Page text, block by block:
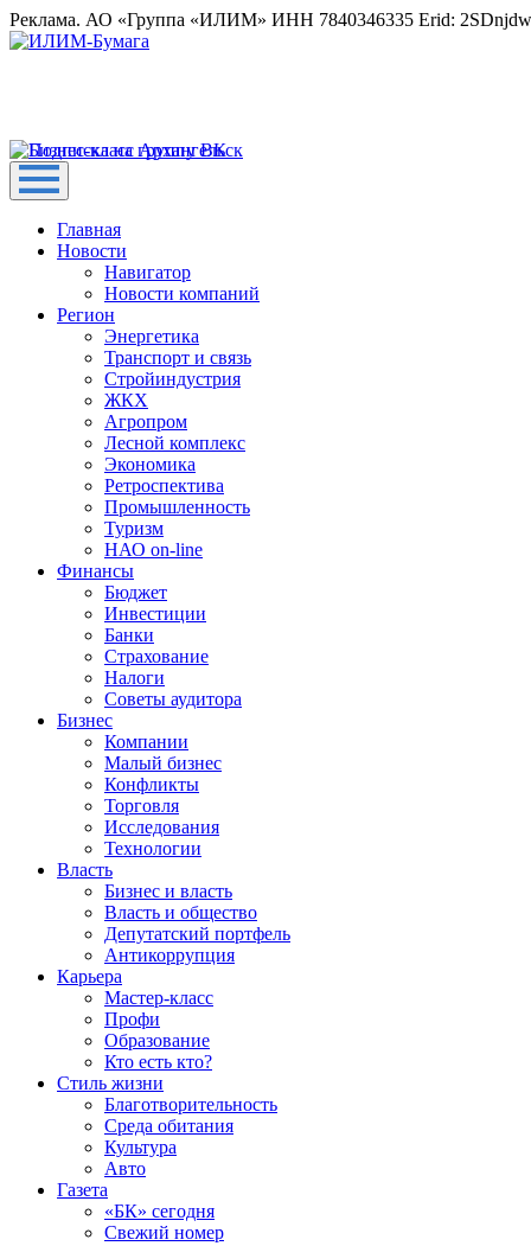
Реклама. АО «Группа «ИЛИМ» ИНН 7840346335 Erid:
Главная
Новости
Навигатор
Новости компаний
Регион
Энергетика
Транспорт и связь
Стройиндустрия
ЖКХ
Агропром
Лесной комплекс
Экономика
Ретроспектива
Промышленность
Туризм
НАО on-line
Финансы
Бюджет
Инвестиции
Банки
Страхование
Налоги
Советы аудитора
Бизнес
Компании
Малый бизнес
Конфликты
Торговля
Исследования
Технологии
Власть
Бизнес и власть
Власть и общество
Депутатский портфель
Антикоррупция
Карьера
Мастер-класс
Профи
Образование
Кто есть кто?
Стиль жизни
Благотворительность
Среда обитания
Культура
Авто
Газета
«БК» сегодня
Свежий номер